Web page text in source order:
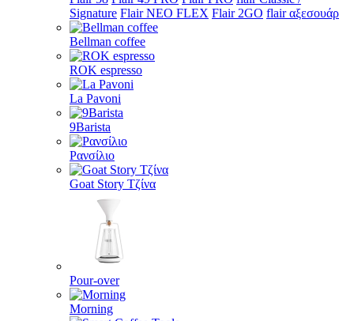
Signature Flair NEO FLEX Flair 2GO flair αξεσουάρ
Bellman coffee
ROK espresso
La Pavoni
9Barista
Ρανσίλιο
Goat Story Τζίνα
Pour-over
Morning